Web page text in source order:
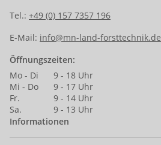
Tel.: +49 (0) 157 7357 196
E-Mail: info@mn-land-forsttechnik.de
Öffnungszeiten:
Mo - Di
9 - 18 Uhr
Mi - Do
9 - 17 Uhr
Fr.
9 - 14 Uhr
Sa.
9 - 13 Uhr
Informationen